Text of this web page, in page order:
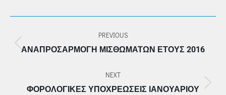
NAVIGATION
PREVIOUS
Previous
ΑΝΑΠΡΟΣΑΡΜΟΓΉ ΜΙΣΘΩΜΆΤΩΝ ΈΤΟΥΣ 2016
NEXT
Next
ΦΟΡΟΛΟΓΙΚΈΣ ΥΠΟΧΡΕΏΣΕΙΣ ΙΑΝΟΥΑΡΊΟΥ